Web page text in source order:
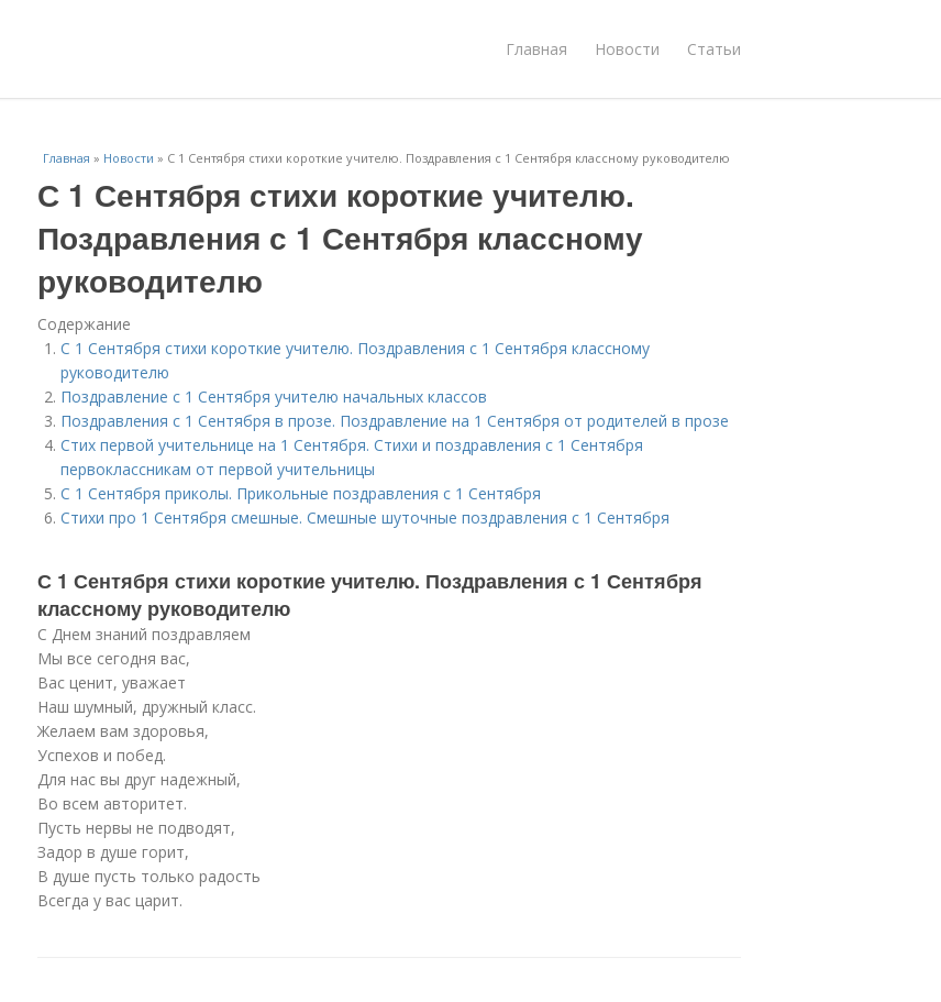
Главная Новости Статьи
Главная » Новости » С 1 Сентября стихи короткие учителю. Поздравления с 1 Сентября классному руководителю
С 1 Сентября стихи короткие учителю.
Поздравления с 1 Сентября классному
руководителю
Содержание
С 1 Сентября стихи короткие учителю. Поздравления с 1 Сентября классному
руководителю
Поздравление с 1 Сентября учителю начальных классов
Поздравления с 1 Сентября в прозе. Поздравление на 1 Сентября от родителей в прозе
Стих первой учительнице на 1 Сентября. Стихи и поздравления с 1 Сентября
первоклассникам от первой учительницы
С 1 Сентября приколы. Прикольные поздравления с 1 Сентября
Стихи про 1 Сентября смешные. Смешные шуточные поздравления с 1 Сентября
С 1 Сентября стихи короткие учителю. Поздравления с 1 Сентября
классному руководителю
С Днем знаний поздравляем
Мы все сегодня вас,
Вас ценит, уважает
Наш шумный, дружный класс.
Желаем вам здоровья,
Успехов и побед.
Для нас вы друг надежный,
Во всем авторитет.
Пусть нервы не подводят,
Задор в душе горит,
В душе пусть только радость
Всегда у вас царит.